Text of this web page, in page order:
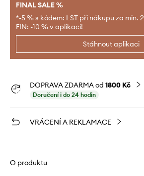
FINAL SALE %
*-5 % s kódem: LST při nákupu za min.
FIN: -10 % v aplikaci!
Stáhnout aplikaci
DOPRAVA ZDARMA od 1800 Kč
Doručení i do 24 hodin
VRÁCENÍ A REKLAMACE
O produktu